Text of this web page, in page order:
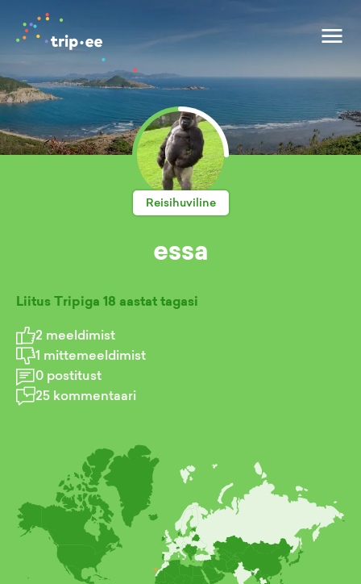
Reisihuviline
essa
Liitus Tripiga 18 aastat tagasi
2 meeldimist
1 mittemeeldimist
0 postitust
25 kommentaari